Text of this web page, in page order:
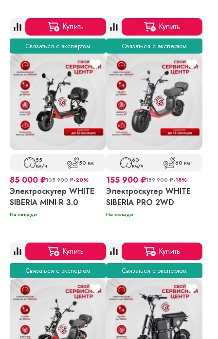
Купить
Связаться с экспертом
Купить
Связаться с экспертом
55
км/ч 50 км
85 000 ₽105 900₽-20%
Электроскутер WHITE
SIBERIA MINI R 3.0
На складе
Купить
Связаться с экспертом
60
км/ч 60 км
155 900 ₽189 900₽-18%
Электроскутер WHITE
SIBERIA PRO 2WD
На складе
Купить
Связаться с экспертом